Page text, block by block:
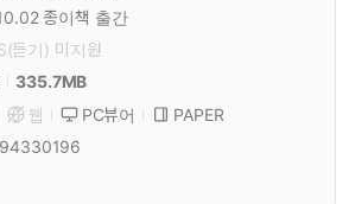
종이책 출간
듣기) 미 지원
335.7MB
웹 PC뷰어
PAPER